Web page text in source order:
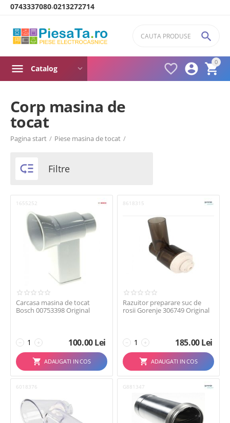
0743337080-0213272714
0




Catalog
Product filters
Bosch
MOULINEX
Corp masina de
tocat
Pagina start / Piese masina de tocat /
 Filtre
1655252
Carcasa masina de tocat
Bosch 00753398 Original
+
− 100.00Lei
ADAUGATI IN COS
8618315
Razuitor preparare suc de
rosii Gorenje 306749 Original
+
− 185.00Lei
ADAUGATI IN COS
6018376 G881347